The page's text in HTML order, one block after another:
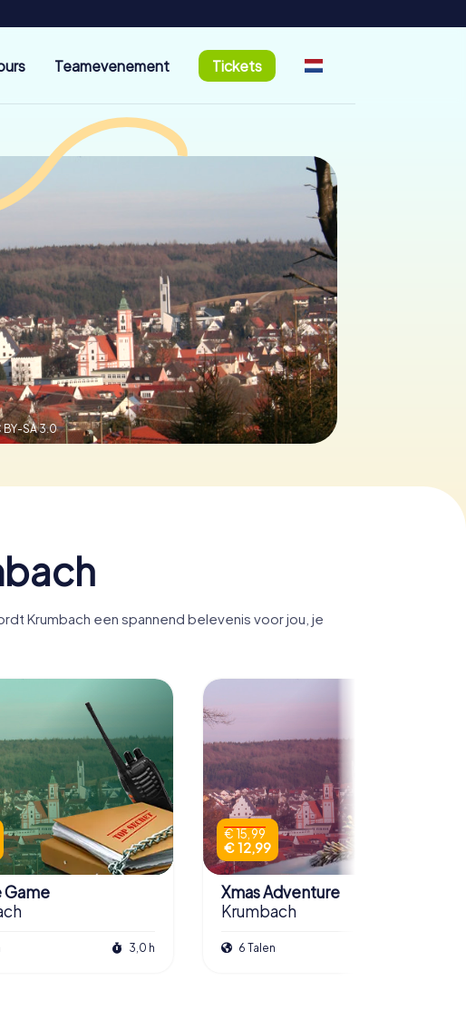
Teamevenement Tickets
BY-SA 3.0
Krumbach een spannend belevenis voor jou, je
Game
3,0 h
€ 15,99
€ 12,99
Xmas Adventure
Krumbach
6 Talen